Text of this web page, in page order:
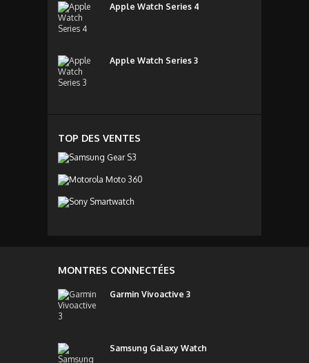
Apple Watch Series 4
Apple Watch Series 3
TOP DES VENTES
MONTRES CONNECTÉES
Garmin Vivoactive 3
Samsung Galaxy Watch